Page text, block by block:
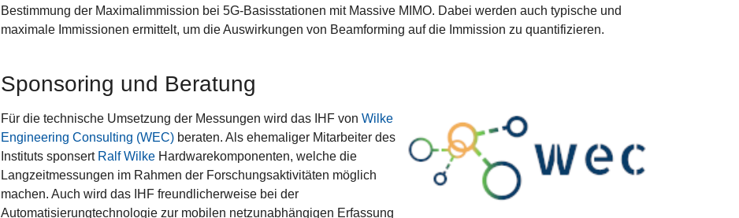
Bestimmung der Maximalimmission bei 5G-Basisstationen mit Massive MIMO. Dabei werden auch typische und
maximale Immissionen ermittelt, um die Auswirkungen von Beamforming auf die Immission zu quantifizieren.
Sponsoring und Beratung
Für die technische Umsetzung der Messungen wird das IHF von Wilke
Engineering Consulting (WEC) beraten. Als ehemaliger Mitarbeiter des
Instituts sponsert Ralf Wilke Hardwarekomponenten, welche die
Langzeitmessungen im Rahmen der Forschungsaktivitäten möglich
machen. Auch wird das IHF freundlicherweise bei der
Automatisierungtechnologie zur mobilen netzunabhängigen Erfassung